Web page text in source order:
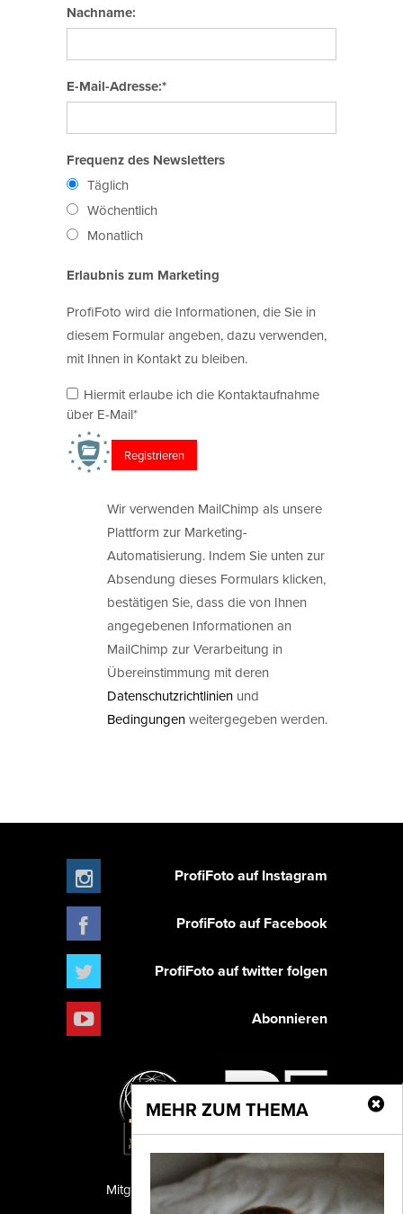
Nachname:
E-Mail-Adresse:*
Frequenz des Newsletters
Täglich
Wöchentlich
Monatlich
Erlaubnis zum Marketing
ProfiFoto wird die Informationen, die Sie in
diesem Formular angeben, dazu verwenden,
mit Ihnen in Kontakt zu bleiben.
Hiermit erlaube ich die Kontaktaufnahme
über E-Mail*
Wir verwenden MailChimp als unsere
Plattform zur Marketing-
Automatisierung. Indem Sie unten zur
Absendung dieses Formulars klicken,
bestätigen Sie, dass die von Ihnen
angegebenen Informationen an
MailChimp zur Verarbeitung in
Übereinstimmung mit deren
Datenschutzrichtlinien und
Bedingungenweitergegeben werden.
MEHR ZUM THEMA
ProfiFoto auf Instagram
ProfiFoto auf Facebook
ProfiFoto auf twitter folgen
Abonnieren
PF Publishing GmbH
Mitglied der TIPA